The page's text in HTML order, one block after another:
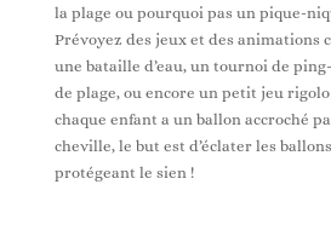
la plage ou pourquoi pas un pique-
Prévoyez des jeux et des animations
une bataille d’eau, un tournoi de
de plage, ou encore un petit jeu
chaque enfant a un ballon accroché
cheville, le but est d’éclater les
protégeant le sien !